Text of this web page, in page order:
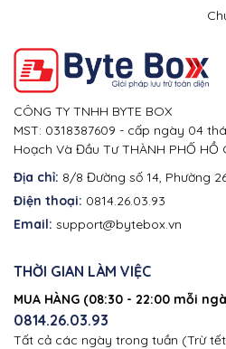
CÔNG TY TNHH BYTE BOX
MST: 0318387609 - cấp ngày 04
Hoạch Và Đầu Tư THÀNH PHỐ HỒ
Địa chỉ: 8/8 Đường số 14, Phường
Điện thoại: 0814.26.03.93
Email: support@bytebox.vn
THỜI GIAN LÀM VIỆC
MUA HÀNG (08:30 - 22:00 mỗi
0814.26.03.93
Tất cả các ngày trong tuần (Trừ